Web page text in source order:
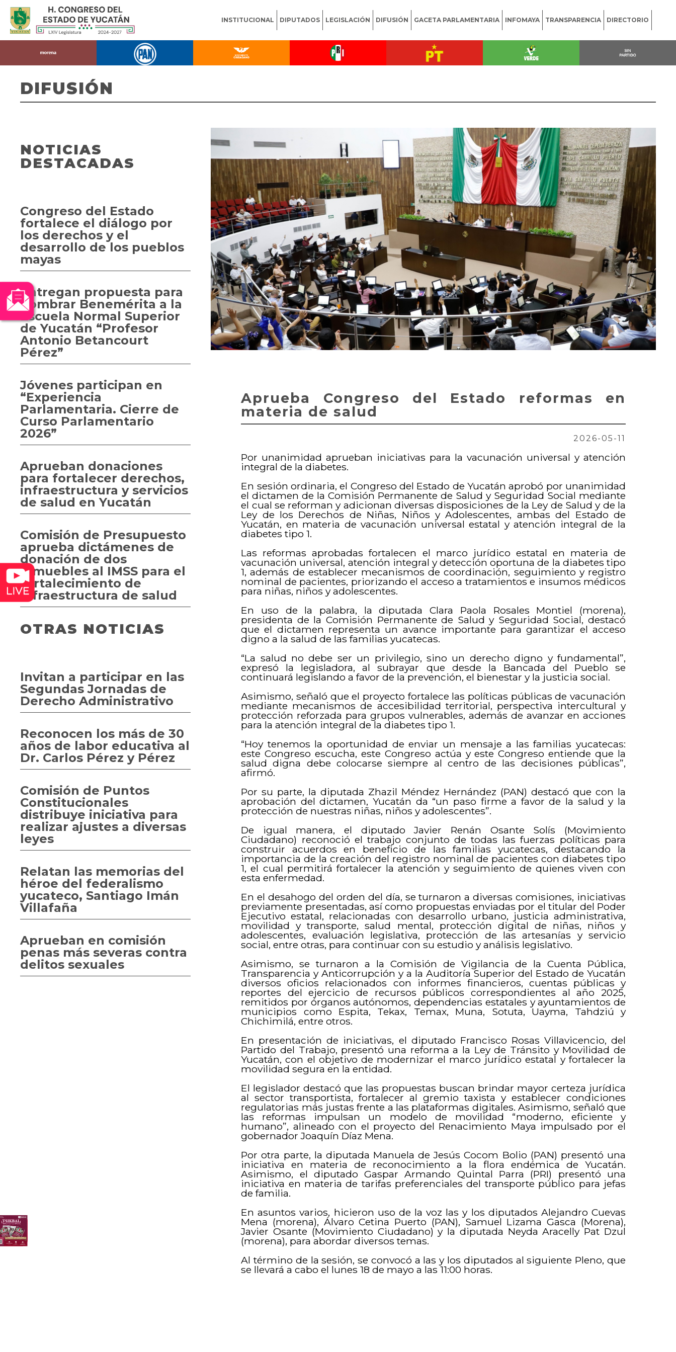
INSTITUCIONAL DIPUTADOS LEGISLACIÓN DIFUSIÓN GACETA PARLAMENTARIA INFOMAYA TRANSPARENCIA DIRECTORIO
DIFUSIÓN
Aprueba Congreso del Estado reformas en
materia de salud
2026-05-11
Por unanimidad aprueban iniciativas para la vacunación universal y atención
integral de la diabetes.
En sesión ordinaria, el Congreso del Estado de Yucatán aprobó por unanimidad
el dictamen de la Comisión Permanente de Salud y Seguridad Social mediante
el cual se reforman y adicionan diversas disposiciones de la Ley de Salud y de la
Ley de los Derechos de Niñas, Niños y Adolescentes, ambas del Estado de
Yucatán, en materia de vacunación universal estatal y atención integral de la
diabetes tipo 1.
Las reformas aprobadas fortalecen el marco jurídico estatal en materia de
vacunación universal, atención integral y detección oportuna de la diabetes tipo
1, además de establecer mecanismos de coordinación, seguimiento y registro
nominal de pacientes, priorizando el acceso a tratamientos e insumos médicos
para niñas, niños y adolescentes.
En uso de la palabra, la diputada Clara Paola Rosales Montiel (morena),
presidenta de la Comisión Permanente de Salud y Seguridad Social, destacó
que el dictamen representa un avance importante para garantizar el acceso
digno a la salud de las familias yucatecas.
“La salud no debe ser un privilegio, sino un derecho digno y fundamental”,
expresó la legisladora, al subrayar que desde la Bancada del Pueblo se
continuará legislando a favor de la prevención, el bienestar y la justicia social.
Asimismo, señaló que el proyecto fortalece las políticas públicas de vacunación
mediante mecanismos de accesibilidad territorial, perspectiva intercultural y
protección reforzada para grupos vulnerables, además de avanzar en acciones
para la atención integral de la diabetes tipo 1.
“Hoy tenemos la oportunidad de enviar un mensaje a las familias yucatecas:
este Congreso escucha, este Congreso actúa y este Congreso entiende que la
salud digna debe colocarse siempre al centro de las decisiones públicas”,
afirmó.
Por su parte, la diputada Zhazil Méndez Hernández (PAN) destacó que con la
aprobación del dictamen, Yucatán da “un paso firme a favor de la salud y la
protección de nuestras niñas, niños y adolescentes”.
De igual manera, el diputado Javier Renán Osante Solís (Movimiento
Ciudadano) reconoció el trabajo conjunto de todas las fuerzas políticas para
construir acuerdos en beneficio de las familias yucatecas, destacando la
importancia de la creación del registro nominal de pacientes con diabetes tipo
1, el cual permitirá fortalecer la atención y seguimiento de quienes viven con
esta enfermedad.
En el desahogo del orden del día, se turnaron a diversas comisiones, iniciativas
previamente presentadas, así como propuestas enviadas por el titular del Poder
Ejecutivo estatal, relacionadas con desarrollo urbano, justicia administrativa,
movilidad y transporte, salud mental, protección digital de niñas, niños y
adolescentes, evaluación legislativa, protección de las artesanías y servicio
social, entre otras, para continuar con su estudio y análisis legislativo.
Asimismo, se turnaron a la Comisión de Vigilancia de la Cuenta Pública,
Transparencia y Anticorrupción y a la Auditoría Superior del Estado de Yucatán
diversos oficios relacionados con informes financieros, cuentas públicas y
reportes del ejercicio de recursos públicos correspondientes al año 2025,
remitidos por órganos autónomos, dependencias estatales y ayuntamientos de
municipios como Espita, Tekax, Temax, Muna, Sotuta, Uayma, Tahdziú y
Chichimilá, entre otros.
En presentación de iniciativas, el diputado Francisco Rosas Villavicencio, del
Partido del Trabajo, presentó una reforma a la Ley de Tránsito y Movilidad de
Yucatán, con el objetivo de modernizar el marco jurídico estatal y fortalecer la
movilidad segura en la entidad.
El legislador destacó que las propuestas buscan brindar mayor certeza jurídica
al sector transportista, fortalecer al gremio taxista y establecer condiciones
regulatorias más justas frente a las plataformas digitales. Asimismo, señaló que
las reformas impulsan un modelo de movilidad “moderno, eficiente y
humano”, alineado con el proyecto del Renacimiento Maya impulsado por el
gobernador Joaquín Díaz Mena.
Por otra parte, la diputada Manuela de Jesús Cocom Bolio (PAN) presentó una
iniciativa en materia de reconocimiento a la flora endémica de Yucatán.
Asimismo, el diputado Gaspar Armando Quintal Parra (PRI) presentó una
iniciativa en materia de tarifas preferenciales del transporte público para jefas
de familia.
En asuntos varios, hicieron uso de la voz las y los diputados Alejandro Cuevas
Mena (morena), Álvaro Cetina Puerto (PAN), Samuel Lizama Gasca (Morena),
Javier Osante (Movimiento Ciudadano) y la diputada Neyda Aracelly Pat Dzul
(morena), para abordar diversos temas.
Al término de la sesión, se convocó a las y los diputados al siguiente Pleno, que
se llevará a cabo el lunes 18 de mayo a las 11:00 horas.
NOTICIAS
DESTACADAS
Congreso del Estado
fortalece el diálogo por
los derechos y el
desarrollo de los pueblos
mayas
Entregan propuesta para
nombrar Benemérita a la
Escuela Normal Superior
de Yucatán “Profesor
Antonio Betancourt
Pérez”
Jóvenes participan en
“Experiencia
Parlamentaria. Cierre de
Curso Parlamentario
2026”
Aprueban donaciones
para fortalecer derechos,
infraestructura y servicios
de salud en Yucatán
Comisión de Presupuesto
aprueba dictámenes de
donación de dos
inmuebles al IMSS para el
fortalecimiento de
infraestructura de salud
OTRAS NOTICIAS
Invitan a participar en las
Segundas Jornadas de
Derecho Administrativo
Reconocen los más de 30
años de labor educativa al
Dr. Carlos Pérez y Pérez
Comisión de Puntos
Constitucionales
distribuye iniciativa para
realizar ajustes a diversas
leyes
Relatan las memorias del
héroe del federalismo
yucateco, Santiago Imán
Villafaña
Aprueban en comisión
penas más severas contra
delitos sexuales